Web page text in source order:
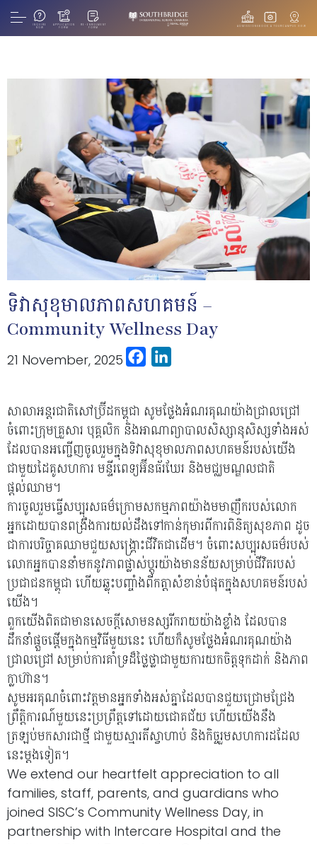
INQUIRE
NOW
APPLICATION
FORM
RE-ENROLMENT
FORM
ADMISSIONS BOOK A TOUR CAMPUS VIEW
ទិវាសុខុមាលភាពសហគមន៍ –
Community Wellness Day
21 November, 2025 Facebook
សាលាអន្តរជាតិសៅប្រ៊ីដកម្ពុជា សូមថ្លែងអំណរគុណយ៉ាងជ្រាលជ្រៅ
ចំពោះក្រុមគ្រួសារ បុគ្គលិក និងអាណាព្យាបាលសិស្សានុសិស្សទាំងអស់
ដែលបានអញ្ជើញចូលរួមក្នុងទិវាសុខុមាលភាពសហគមន៍របស់យើង
ជាមួយដៃគូសហការ មន្ទីរពេទ្យអ៊ីនធ័រឃែរ និងមជ្ឈមណ្ឌលជាតិ
ផ្តល់ឈាម។
ការចូលរួមធ្វើសប្បុរសធម៌ក្រោមសកម្មភាពយ៉ាងមមាញឹករបស់លោក
អ្នកដោយបានពង្រឹងការយល់ដឹងទៅកាន់កុមារពីការពិនិត្យសុខភាព ដូច
ជាការបរិច្ចាគឈាមជួយសង្គ្រោះជីវិតជាដើម។ ចំពោះសប្បុរសធម៌របស់
លោកអ្នកបាននាំមកនូវភាពផ្លាស់ប្តូរយ៉ាងមានន័យសម្រាប់ជីវិតរបស់
ប្រជាជនកម្ពុជា ហើយឆ្លុះបញ្ចាំងពីកត្តាសំខាន់បំផុតក្នុងសហគមន៍របស់
យើង។
ពួកយើងពិតជាមានសេចក្តីសោមនស្សរីករាយយ៉ាងខ្លាំង ដែលបាន
ដឹកនាំផ្តួចផ្តើមក្នុងកម្មវិធីមួយនេះ ហើយក៏សូមថ្លែងអំណរគុណយ៉ាង
ជ្រាលជ្រៅ សម្រាប់ការគាំទ្រដ៏ថ្លៃថ្លាជាមួយការយកចិត្តទុកដាក់ និងភាព
ក្លាហ៊ាន។
សូមអរគុណចំពោះវត្តមានអ្នកទាំងអស់គ្នាដែលបានជួយជ្រោមជ្រែង
ព្រឹត្តិការណ៍មួយនេះប្រព្រឹត្តទៅដោយជោគជ័យ ហើយយើងនឹង
ត្រឡប់មកសារជាថ្មី ជាមួយស្មារតីស្វាហាប់ និងកិច្ចរួមសហការដដែល
នេះម្តងទៀត។
We extend our heartfelt appreciation to all
families, staff, parents, and guardians who
joined SISC’s Community Wellness Day, in
partnership with Intercare Hospital and the